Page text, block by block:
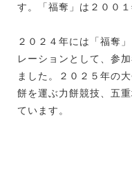
す。「福奪」は２００
２０２４年には「福奪
レーションとして、参
ました。２０２５年の
餅を運ぶ力餅競技、五
ています。